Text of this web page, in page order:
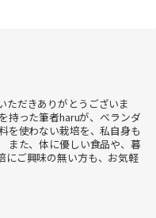
ただきありがとうございま
持った筆者haruが、ベランダ
を使わない栽培を、私自身も
また、体に優しい食品や、暮
にご興味の無い方も、お気軽